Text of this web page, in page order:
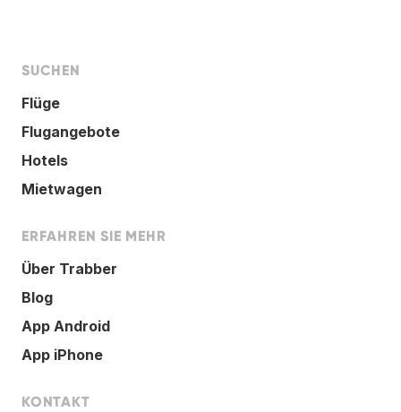
SUCHEN
Flüge
Flugangebote
Hotels
Mietwagen
ERFAHREN SIE MEHR
Über Trabber
Blog
App Android
App iPhone
KONTAKT